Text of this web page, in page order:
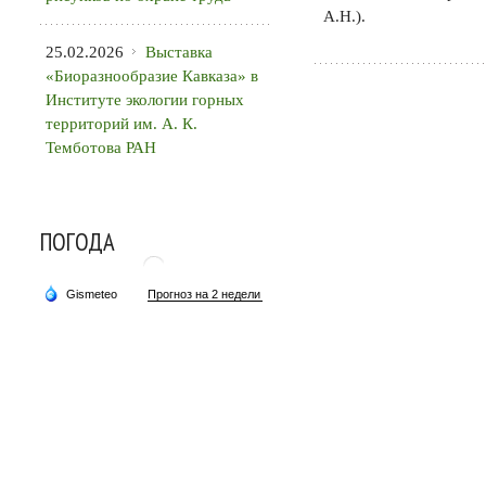
А.Н.).
25.02.2026
Выставка
«Биоразнообразие Кавказа» в
Институте экологии горных
территорий им. А. К.
Темботова РАН
ПОГОДА